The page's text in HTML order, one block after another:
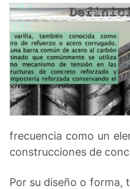
frecuencia como un
construcciones de
Por su diseño o forma,